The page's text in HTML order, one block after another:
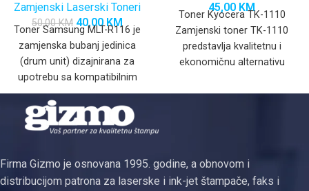
Zamjenski Laserski Toneri
50,00KM 40,00KM
Toner Samsung MLT-R116 je
zamjenska bubanj jedinica
(drum unit) dizajnirana za
upotrebu sa kompatibilnim
Samsung mono laserskim
pisačima. Iako se
45,00 KM
Toner Kyocera TK-1110
Zamjenski toner TK-1110
predstavlja kvalitetnu i
ekonomičnu alternativu
za besprijekorno
Firma Gizmo je osnovana 1995. godine, a obnovom i
distribucijom patrona za laserske i ink-jet štampače, faks i